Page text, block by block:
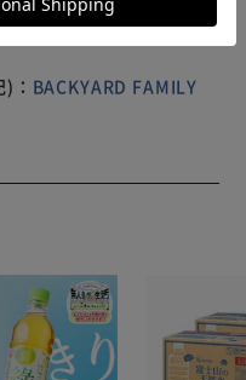
施した裏面。嫌なズレ
： BACKYARD FAMILY